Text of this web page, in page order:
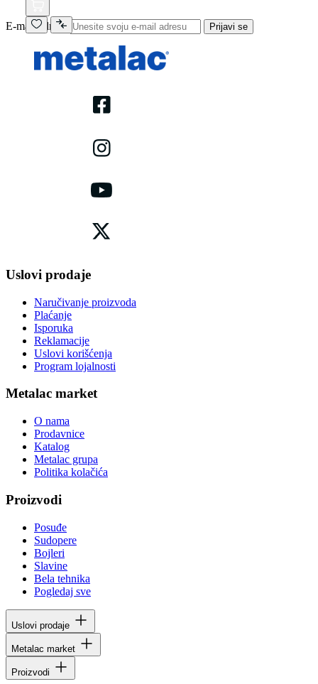
E-mail adresa Prijavi se
Uslovi prodaje
Naručivanje proizvoda
Plaćanje
Isporuka
Reklamacije
Uslovi korišćenja
Program lojalnosti
Metalac market
O nama
Prodavnice
Katalog
Metalac grupa
Politika kolačića
Proizvodi
Posuđe
Sudopere
Bojleri
Slavine
Bela tehnika
Pogledaj sve
Uslovi prodaje
Metalac market
Proizvodi